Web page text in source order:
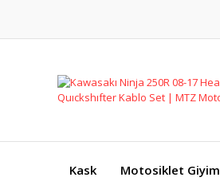
Kask Motosiklet Giyim